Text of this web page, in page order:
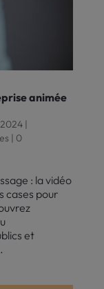
animée
|
| 0
: la vidéo
cases pour
et